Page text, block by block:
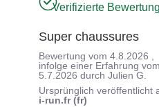
Verifizierte
Super chaussures
Bewertung vom4.8.2026 ,
infolge einer Erfahrung
5.7.2026 durchJulien G.
Ursprünglich veröffentlicht
i-run.fr (fr)